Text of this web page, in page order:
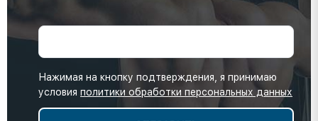
Нажимая на кнопку подтверждения, я принимаю
условия политики обработки персональных данных